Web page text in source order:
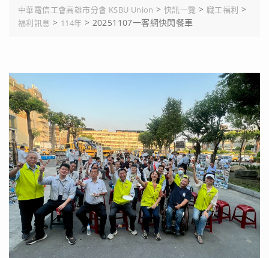
中華電信工會高雄市分會 KSBU Union >快訊一覽 > 職工福利 >
福利訊息 > 114年 > 20251107一客網快閃餐車